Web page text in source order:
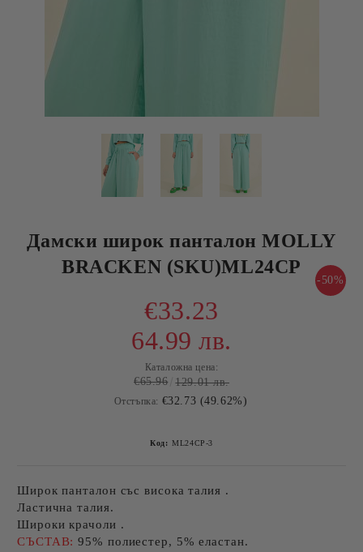
Дамски широк панталон MOLLY
BRACKEN (SKU)ML24CP
-50%
€33.23
64.99 лв.
Каталожна цена:
€65.96 129.01 лв.
Отстъпка: €32.73 (49.62%)
Код: ML24CP-3
Широк панталон със висока талия .
Ластична талия.
Широки крачоли .
СЪСТАВ:95% полиестер, 5% еластан.